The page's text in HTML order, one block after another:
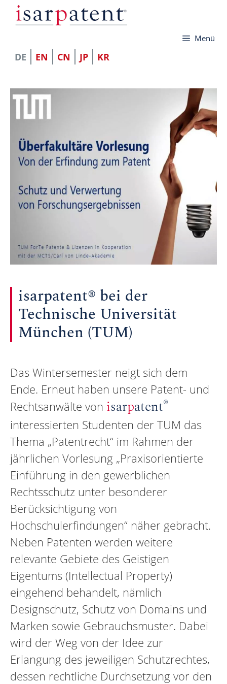
Zum
Inhalt
Menü
DE EN CN JP KR
isarpatent® bei der
Technische Universität
München (TUM)
Das Wintersemester neigt sich dem
Ende. Erneut haben unsere Patent- und
Rechtsanwälte von isarpatent®
interessierten Studenten der TUM das
Thema „Patentrecht“ im Rahmen der
jährlichen Vorlesung „Praxisorientierte
Einführung in den gewerblichen
Rechtsschutz unter besonderer
Berücksichtigung von
Hochschulerfindungen“ näher gebracht.
Neben Patenten werden weitere
relevante Gebiete des Geistigen
Eigentums (Intellectual Property)
eingehend behandelt, nämlich
Designschutz, Schutz von Domains und
Marken sowie Gebrauchsmuster. Dabei
wird der Weg von der Idee zur
Erlangung des jeweiligen Schutzrechtes,
dessen rechtliche Durchsetzung vor den